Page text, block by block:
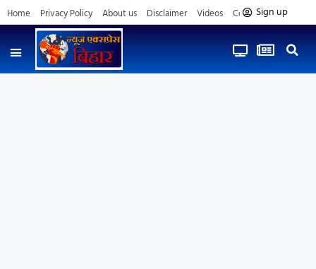
Home Privacy Policy About us Disclaimer Videos Contact us
Sign up